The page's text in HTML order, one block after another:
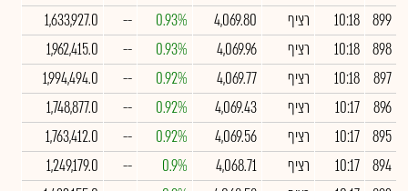
899
10:18 רציף 4,069.80
0.93%
--
1,633,927.0
898
10:18 רציף 4,069.96
0.93%
--
1,962,415.0
897
10:18 רציף 4,069.77
0.92%
--
1,994,494.0
896
10:17 רציף 4,069.43
0.92%
--
1,748,877.0
895
10:17 רציף 4,069.56
0.92%
--
1,763,412.0
894
10:17 רציף 4,068.71
0.9%
--
1,249,179.0